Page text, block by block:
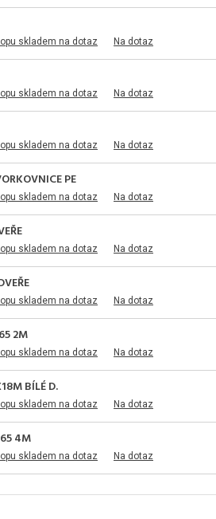
skladem na dotaz Na dotaz
skladem na dotaz Na dotaz
skladem na dotaz Na dotaz
PE
skladem na dotaz Na dotaz
skladem na dotaz Na dotaz
skladem na dotaz Na dotaz
2M
skladem na dotaz Na dotaz
BÍLÉ D.
skladem na dotaz Na dotaz
4M
skladem na dotaz Na dotaz